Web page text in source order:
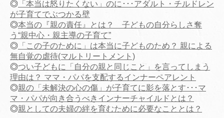
◎ 「本当は怒りたくない」のに･･･アダルト・チルドレン
が子育てでぶつかる壁
◎本当の『親の責任』とは？ 子どもの自分らしさ奪
う“親中心・親主導の子育て”
◎ 「この子のために」は本当に子どものため？ 親による
無自覚の虐待(マルトリートメント)
◎つい子どもに「自分の親と同じこと」を言ってしまう
理由は？ ママ・パパを支配するインナーペアレント
◎親の「未解決の心の傷」が子育てに影を落とす･･･マ
マ・パパが向き合うべきインナーチャイルドとは？
◎親としての夫婦の絆を育むために必要なこととは？